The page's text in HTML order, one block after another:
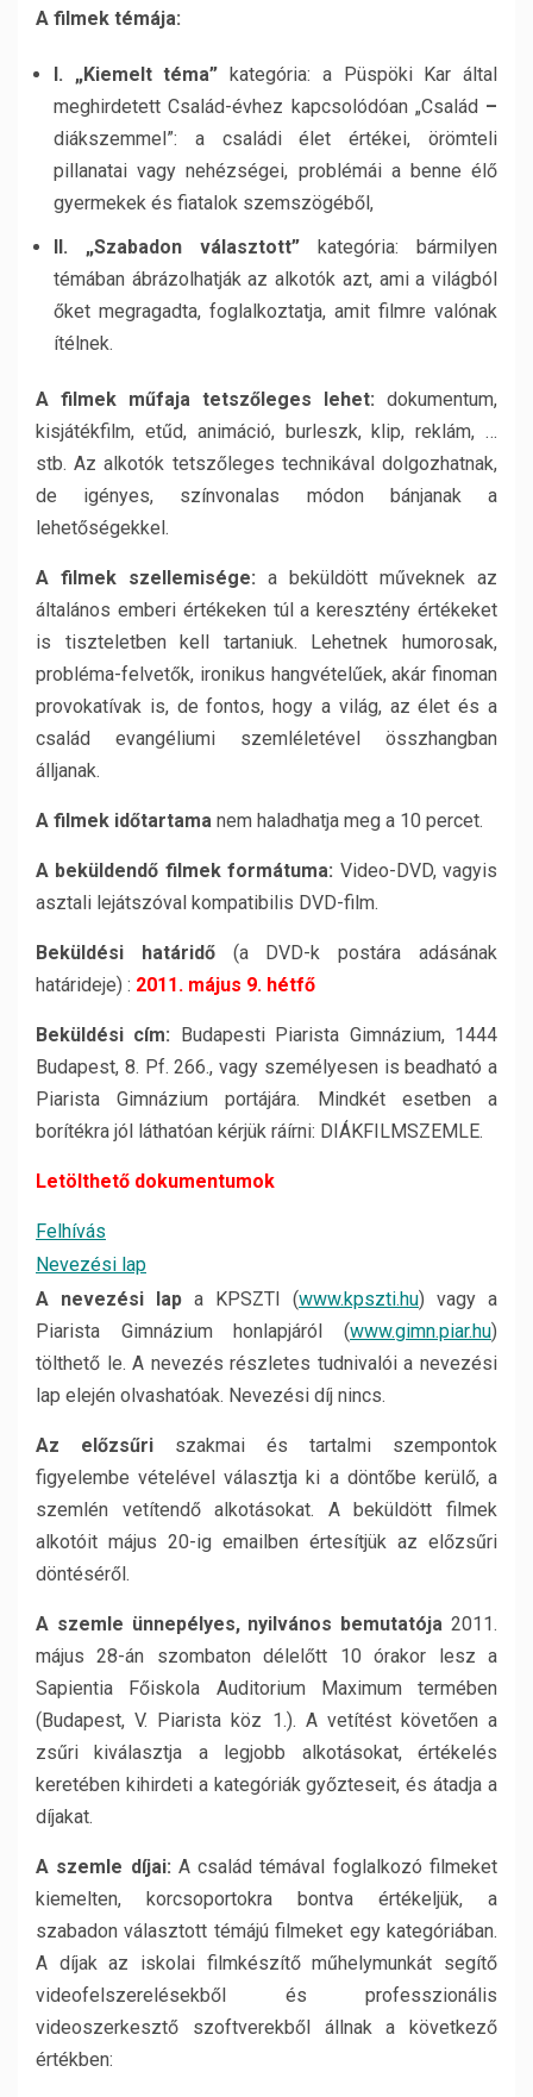
A filmek témája:
I. „Kiemelt téma” kategória: a Püspöki Kar által
meghirdetett Család-évhez kapcsolódóan „Család –
diákszemmel”: a családi élet értékei, örömteli
pillanatai vagy nehézségei, problémái a benne élő
gyermekek és fiatalok szemszögéből,
II. „Szabadon választott” kategória: bármilyen
témában ábrázolhatják az alkotók azt, ami a világból
őket megragadta, foglalkoztatja, amit filmre valónak
ítélnek.
A filmek műfaja tetszőleges lehet: dokumentum,
kisjátékfilm, etűd, animáció, burleszk, klip, reklám, …
stb. Az alkotók tetszőleges technikával dolgozhatnak,
de igényes, színvonalas módon bánjanak a
lehetőségekkel.
A filmek szellemisége: a beküldött műveknek az
általános emberi értékeken túl a keresztény értékeket
is tiszteletben kell tartaniuk. Lehetnek humorosak,
probléma-felvetők, ironikus hangvételűek, akár finoman
provokatívak is, de fontos, hogy a világ, az élet és a
család evangéliumi szemléletével összhangban
álljanak.
A filmek időtartama nem haladhatja meg a 10 percet.
A beküldendő filmek formátuma: Video-DVD, vagyis
asztali lejátszóval kompatibilis DVD-film.
Beküldési határidő(a DVD-k postára adásának
határideje) : 2011. május 9. hétfő
Beküldési cím: Budapesti Piarista Gimnázium, 1444
Budapest, 8. Pf. 266., vagy személyesen is beadható a
Piarista Gimnázium portájára. Mindkét esetben a
borítékra jól láthatóan kérjük ráírni: DIÁKFILMSZEMLE.
Letölthető dokumentumok
Felhívás
Nevezési lap
A nevezési lap a KPSZTI (www.kpszti.hu) vagy a
Piarista Gimnázium honlapjáról (www.gimn.piar.hu)
tölthető le. A nevezés részletes tudnivalói a nevezési
lap elején olvashatóak. Nevezési díj nincs.
Az előzsűri szakmai és tartalmi szempontok
figyelembe vételével választja ki a döntőbe kerülő, a
szemlén vetítendő alkotásokat. A beküldött filmek
alkotóit május 20-ig emailben értesítjük az előzsűri
döntéséről.
A szemle ünnepélyes, nyilvános bemutatója 2011.
május 28-án szombaton délelőtt 10 órakor lesz a
Sapientia Főiskola Auditorium Maximum termében
(Budapest, V. Piarista köz 1.). A vetítést követően a
zsűri kiválasztja a legjobb alkotásokat, értékelés
keretében kihirdeti a kategóriák győzteseit, és átadja a
díjakat.
A szemle díjai: A család témával foglalkozó filmeket
kiemelten, korcsoportokra bontva értékeljük, a
szabadon választott témájú filmeket egy kategóriában.
A díjak az iskolai filmkészítő műhelymunkát segítő
videofelszerelésekből és professzionális
videoszerkesztő szoftverekből állnak a következő
értékben: